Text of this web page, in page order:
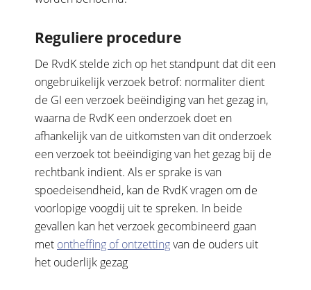
Reguliere procedure
De RvdK stelde zich op het standpunt dat dit een
ongebruikelijk verzoek betrof: normaliter dient
de GI een verzoek beëindiging van het gezag in,
waarna de RvdK een onderzoek doet en
afhankelijk van de uitkomsten van dit onderzoek
een verzoek tot beëindiging van het gezag bij de
rechtbank indient. Als er sprake is van
spoedeisendheid, kan de RvdK vragen om de
voorlopige voogdij uit te spreken. In beide
gevallen kan het verzoek gecombineerd gaan
met ontheffing of ontzettingvan de ouders uit
het ouderlijk gezag